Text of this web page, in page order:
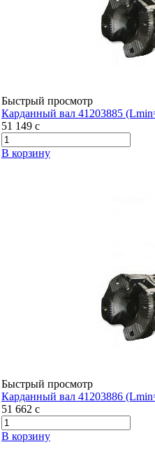
Быстрый просмотр
Карданный вал 41203885
51 149 c
В корзину
Быстрый просмотр
Карданный вал 41203886
51 662 c
В корзину